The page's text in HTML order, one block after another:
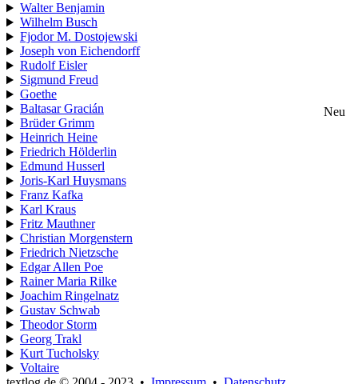
Walter Benjamin
Wilhelm Busch
Fjodor M. Dostojewski
Joseph von Eichendorff
Rudolf Eisler
Sigmund Freud
Goethe
Baltasar Gracián
Neu
Brüder Grimm
Heinrich Heine
Friedrich Hölderlin
Edmund Husserl
Joris-Karl Huysmans
Franz Kafka
Karl Kraus
Fritz Mauthner
Christian Morgenstern
Friedrich Nietzsche
Edgar Allen Poe
Rainer Maria Rilke
Joachim Ringelnatz
Gustav Schwab
Theodor Storm
Georg Trakl
Kurt Tucholsky
Voltaire